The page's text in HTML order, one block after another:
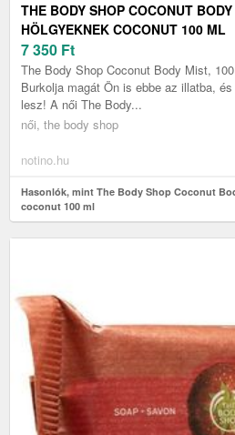
THE BODY SHOP COCONUT
HÖLGYEKNEK COCONUT 100 ML
7 350 Ft
The Body Shop Coconut Body Mist,
Burkolja magát Ön is ebbe az illatba,
lesz! A női The Body...
női, the body shop
notino.hu
Hasonlók, mint The Body Shop Coconut
coconut 100 ml